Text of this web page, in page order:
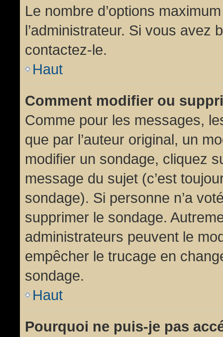
Le nombre d’options
l’administrateur. Si vous avez
contactez-le.
Haut
Comment modifier ou
Comme pour les messages,
que par l’auteur original, un
modifier un sondage, cliquez
message du sujet (c’est
sondage). Si personne n’a
supprimer le sondage.
administrateurs peuvent le
empêcher le trucage en
sondage.
Haut
Pourquoi ne puis-je pas